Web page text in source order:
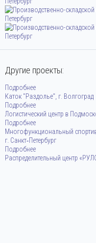
Другие проекты:
Подробнее
Каток "Раздолье", г. Волгоград
Подробнее
Логистический центр в
Подробнее
Многофункциональный
г. Санкт‑Петербург
Подробнее
Распределительный центр